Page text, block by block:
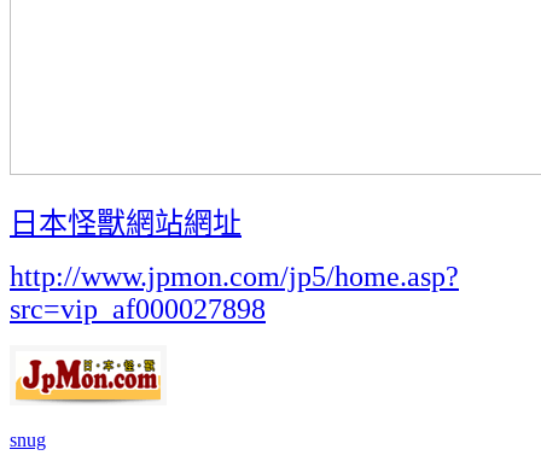
日本怪獸網站網址
http://www.jpmon.com/jp5/home.asp?
src=vip_af000027898
snug